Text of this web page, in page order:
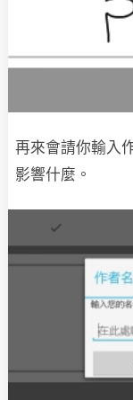
再來會請你輸入
影響什麼。